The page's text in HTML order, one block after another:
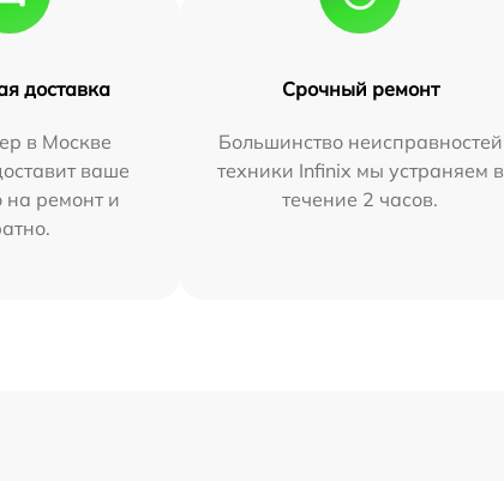
доставка
в Москве
ваше
на ремонт и
Срочный ремонт
Большинство неисправностей
техники Infinix мы устраняем в
течение 2 часов.